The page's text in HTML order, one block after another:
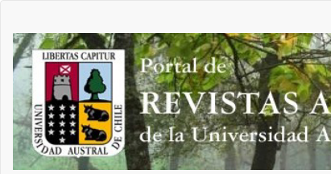
Contenido
principal
Barra
lateral